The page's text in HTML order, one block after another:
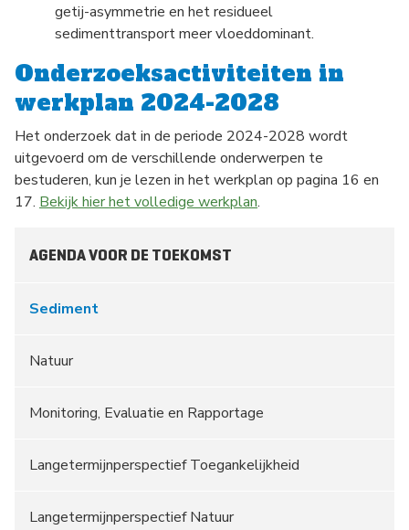
getij-asymmetrie en het residueel
sedimenttransport meer vloeddominant.
Onderzoeksactiviteiten in
werkplan 2024-2028
Het onderzoek dat in de periode 2024-2028 wordt
uitgevoerd om de verschillende onderwerpen te
bestuderen, kun je lezen in het werkplan op pagina 16 en
17. Bekijk hier het volledige werkplan.
AGENDA VOOR DE TOEKOMST
Sediment
Natuur
Monitoring, Evaluatie en Rapportage
Langetermijnperspectief Toegankelijkheid
Langetermijnperspectief Natuur